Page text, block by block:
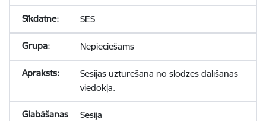
SES
Nepieciešams
Sesijas uzturēšana no slodzes dalīšanas
viedokļa.
Sesija